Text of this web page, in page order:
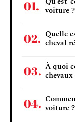
voiture ?
Quelle
cheval
À quoi
voiture ?